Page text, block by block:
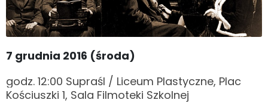
7 grudnia 2016 (środa)
godz. 12:00 Supraśl / Liceum Plastyczne, Plac
Kościuszki 1, Sala Filmoteki Szkolnej